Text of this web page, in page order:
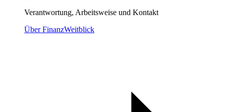
Verantwortung, Arbeitsweise und Kontakt
Über FinanzWeitblick